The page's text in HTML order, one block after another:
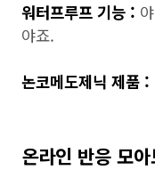
워터프루프 기능 :
야죠.
논코메도제닉 제품 :
온라인 반응 모아